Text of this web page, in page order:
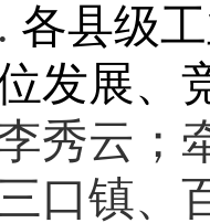
各县级
发展、
秀云 ；
口镇、